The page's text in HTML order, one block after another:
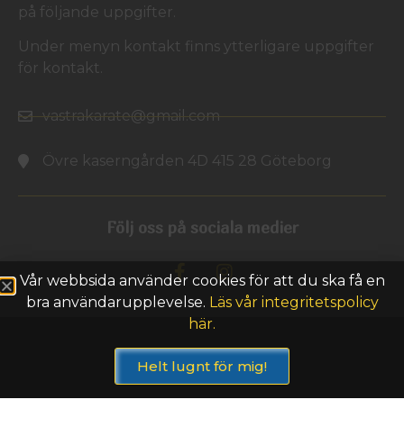
på följande uppgifter.
Under menyn kontakt finns ytterligare uppgifter
för kontakt.
vastrakarate@gmail.com
Övre kaserngården 4D 415 28 Göteborg
Följ oss på sociala medier
Vår webbsida använder cookies för att du ska få en
bra användarupplevelse. Läs vår integritetspolicy
här.
Helt lugnt för mig!